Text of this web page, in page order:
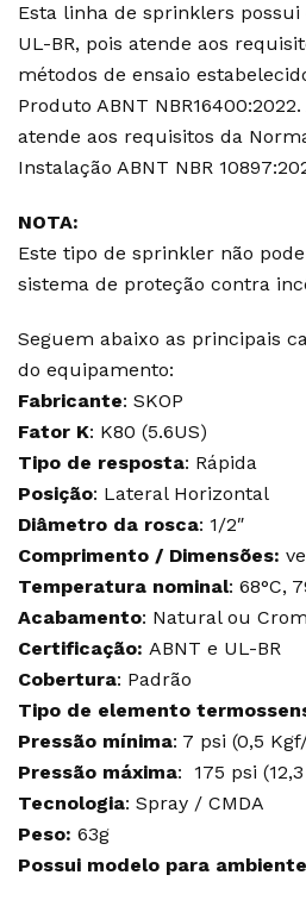
Esta linha de sprinklers possui
UL-BR, pois atende aos
métodos de ensaio
Produto ABNT
atende aos requisitos da
Instalação ABNT NBR
NOTA:
Este tipo de sprinkler não
sistema de proteção contra
Seguem abaixo as principais
do equipamento:
Fabricante: SKOP
Fator K: K80 (5.6US)
Tipo de resposta: Rápida
Posição: Lateral Horizontal
Diâmetro da rosca: 1/2″
Comprimento / Dimensões:
Temperatura nominal: 68°C,
Acabamento: Natural ou
Certificação: ABNT e UL-BR
Cobertura: Padrão
Tipo de elemento
Pressão mínima: 7 psi (0,5
Pressão máxima: 175 psi
Tecnologia: Spray / CMDA
Peso: 63g
Possui modelo para